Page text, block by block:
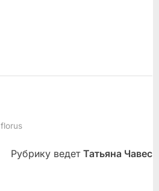
By
florus
Рубрику ведет Татьяна Чавес